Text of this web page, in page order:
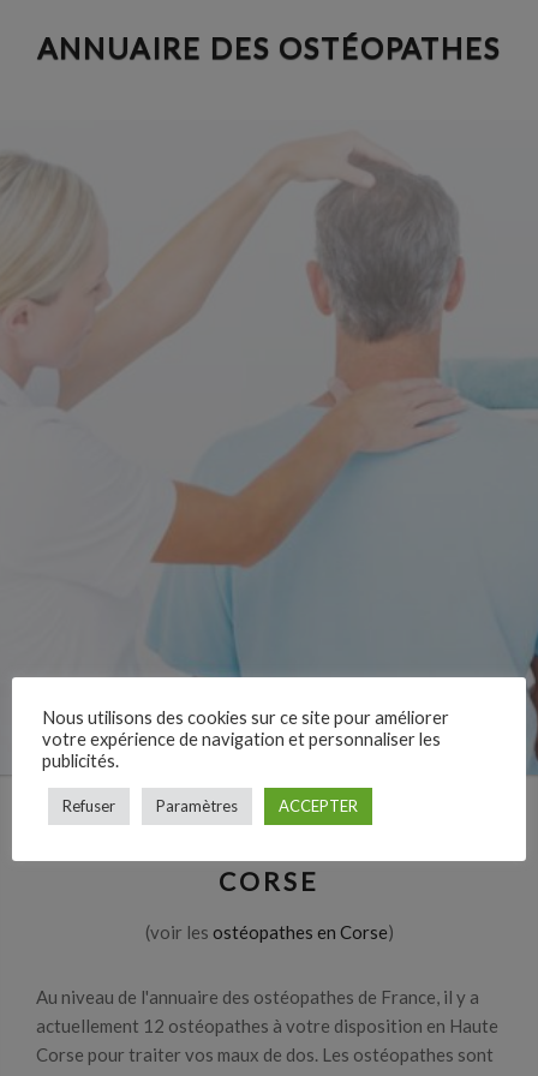
ANNUAIRE DES OSTÉOPATHES
CORSE
(voir les ostéopathes en Corse)
Au niveau de l'annuaire des ostéopathes de France, il y a
actuellement 12 ostéopathes à votre disposition en Haute
Corse pour traiter vos maux de dos. Les ostéopathes sont
Nous utilisons des cookies sur ce site pour améliorer
votre expérience de navigation et personnaliser les
publicités.
Refuser Paramètres ACCEPTER